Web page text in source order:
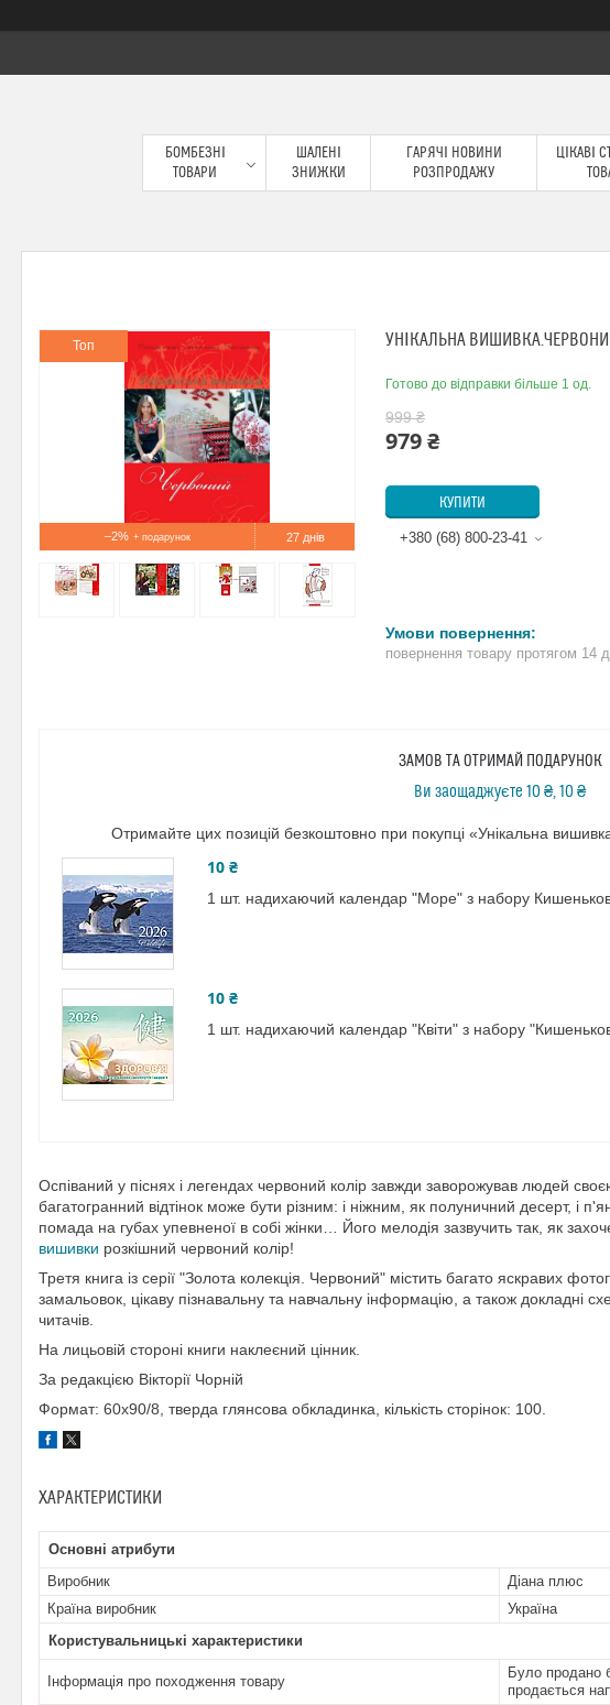
БОМБЕЗНІ
ТОВАРИ
ШАЛЕНІ
ЗНИЖКИ
ГАРЯЧІ НОВИНИ
РОЗПРОДАЖУ
ЦІКАВІ
–2% 27 днів
Топ УНІКАЛЬНА
Готово до відправки більше 1 од.
999 ₴
979 ₴
КУПИТИ
+380 (68) 800-23-41
повернення товару протягом 14
ЗАМОВ ТА ОТРИМАЙ ПОДАРУНОК
Ви заощаджуєте 10 ₴, 10 ₴
Отримайте цих позицій безкоштовно при покупці «Унікальна
10 ₴
1 шт. надихаючий календар "Море" з набору
10 ₴
1 шт. надихаючий календар "Квіти" з набору
Оспіваний у піснях і легендах червоний колір завжди заворожував людей
багатогранний відтінок може бути різним: і ніжним, як полуничний десерт, і
помада на губах упевненої в собі жінки… Його мелодія зазвучить так, як
вишивки розкішний червоний колір!
Третя книга із серії "Золота колекція. Червоний" містить багато яскравих
замальовок, цікаву пізнавальну та навчальну інформацію, а також докладні
читачів.
На лицьовій стороні книги наклеєний цінник.
За редакцією Вікторії Чорній
Формат: 60х90/8, тверда глянсова обкладинка, кількість сторінок: 100.
ХАРАКТЕРИСТИКИ
Основні атрибути
Виробник
Діана плюс
Країна виробник
Україна
Користувальницькі характеристики
Інформація про походження товару
Було продано
продається